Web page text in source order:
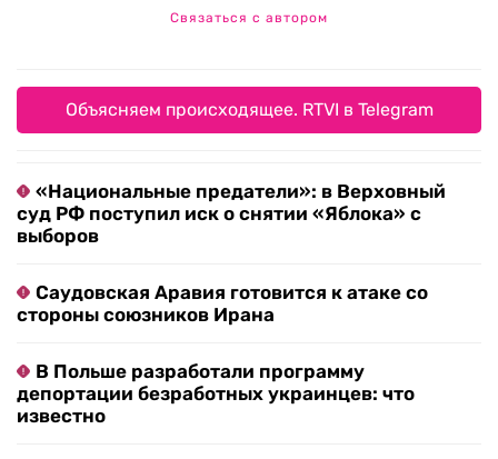
Связаться с автором
Объясняем происходящее. RTVI в Telegram
«Национальные предатели»: в Верховный
суд РФ поступил иск о снятии «Яблока» с
выборов
Саудовская Аравия готовится к атаке со
стороны союзников Ирана
В Польше разработали программу
депортации безработных украинцев: что
известно